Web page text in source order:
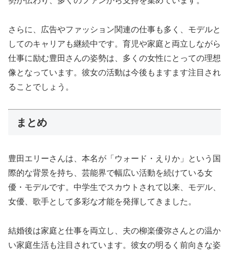
さらに、広告やファッション関連の仕事も多く、モデルと
してのキャリアも継続中です。育児や家庭と両立しながら
仕事に励む豊田さんの姿勢は、多くの女性にとっての理想
像となっています。彼女の活動は今後もますます注目され
ることでしょう。
まとめ
豊田エリーさんは、本名が「ウォード・えりか」という国
際的な背景を持ち、芸能界で幅広い活動を続けている女
優・モデルです。中学生でスカウトされて以来、モデル、
女優、歌手として多彩な才能を発揮してきました。
結婚後は家庭と仕事を両立し、夫の柳楽優弥さんとの温か
い家庭生活も注目されています。彼女の明るく前向きな姿